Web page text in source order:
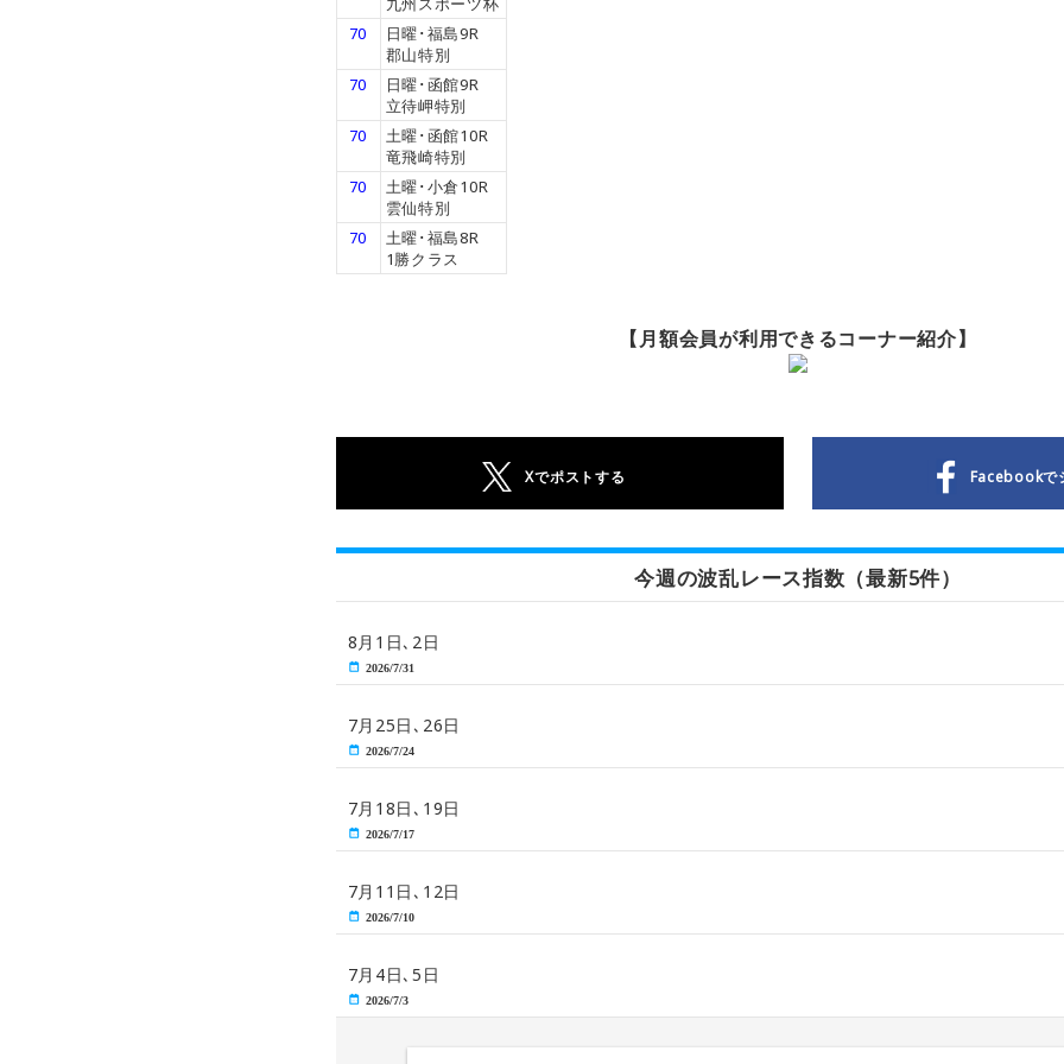
70
日曜･福島9R
郡山特別
70
日曜･函館9R
立待岬特別
70
土曜･函館10R
竜飛崎特別
70
土曜･小倉10R
雲仙特別
70
土曜･福島8R
1勝クラス
【月額会員が利用できるコーナー紹介】
Xでポストする Facebookで
今週の波乱レース指数（最新5件）
8月1日､2日
2026/7/31
7月25日､26日
2026/7/24
7月18日､19日
2026/7/17
7月11日､12日
2026/7/10
7月4日､5日
2026/7/3